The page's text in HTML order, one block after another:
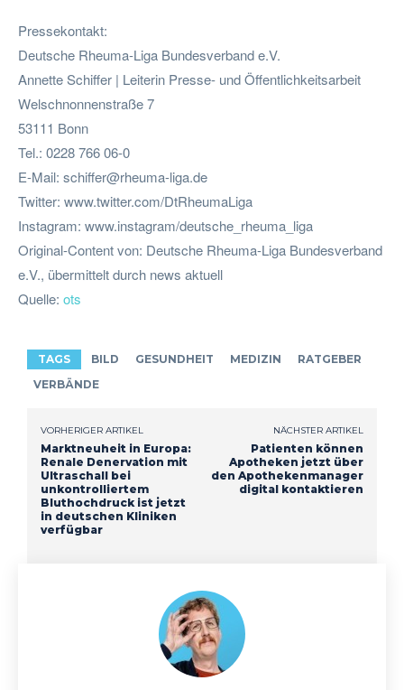
Pressekontakt:
Deutsche Rheuma-Liga Bundesverband e.V.
Annette Schiffer | Leiterin Presse- und Öffentlichkeitsarbeit
Welschnonnenstraße 7
53111 Bonn
Tel.: 0228 766 06-0
E-Mail: schiffer@rheuma-liga.de
Twitter: www.twitter.com/DtRheumaLiga
Instagram: www.instagram/deutsche_rheuma_liga
Original-Content von: Deutsche Rheuma-Liga Bundesverband
e.V., übermittelt durch news aktuell
Quelle: ots
TAGS BILD GESUNDHEIT MEDIZIN
RATGEBER
VERBÄNDE
VORHERIGER ARTIKEL
Marktneuheit in Europa:
Renale Denervation mit
Ultraschall bei
unkontrolliertem
Bluthochdruck ist jetzt
in deutschen Kliniken
verfügbar
NÄCHSTER ARTIKEL
Patienten können
Apotheken jetzt über
den Apothekenmanager
digital kontaktieren